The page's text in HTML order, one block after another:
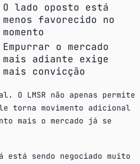
O lado oposto está
menos favorecido no
momento
Empurrar o mercado
mais adiante exige
mais convicção
O LMSR não apenas permite
torna movimento adicional
mais o mercado já se
sendo negociado muito